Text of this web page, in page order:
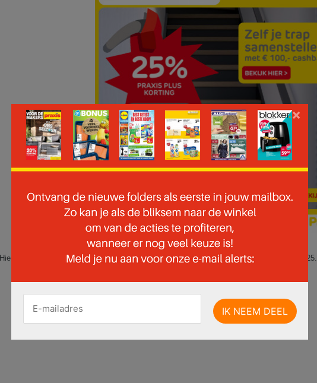
Hier is pagina 26 van 51 pagina's van de Praxis folder, geldig van 27.10.2025 tot 02.11.2025.
×